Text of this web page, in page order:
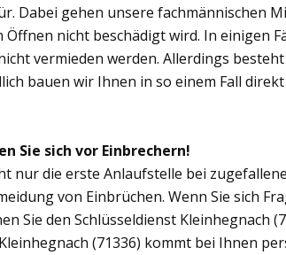
Dabei gehen unsere fachmännischen
nicht beschädigt wird. In einigen
vermieden werden. Allerdings
bauen wir Ihnen in so einem Fall
Sie sich vor Einbrechern!
nur die erste Anlaufstelle bei
von Einbrüchen. Wenn Sie sich
Sie den Schlüsseldienst Kleinhegnach
(71336) kommt bei Ihnen